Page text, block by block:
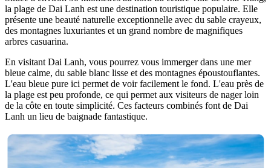
la plage de Dai Lanh est une destination touristique populaire. Elle
présente une beauté naturelle exceptionnelle avec du sable crayeux,
des montagnes luxuriantes et un grand nombre de magnifiques
arbres casuarina.
En visitant Dai Lanh, vous pourrez vous immerger dans une mer
bleue calme, du sable blanc lisse et des montagnes époustouflantes.
L'eau bleue pure ici permet de voir facilement le fond. L'eau près de
la plage est peu profonde, ce qui permet aux visiteurs de nager loin
de la côte en toute simplicité. Ces facteurs combinés font de Dai
Lanh un lieu de baignade fantastique.